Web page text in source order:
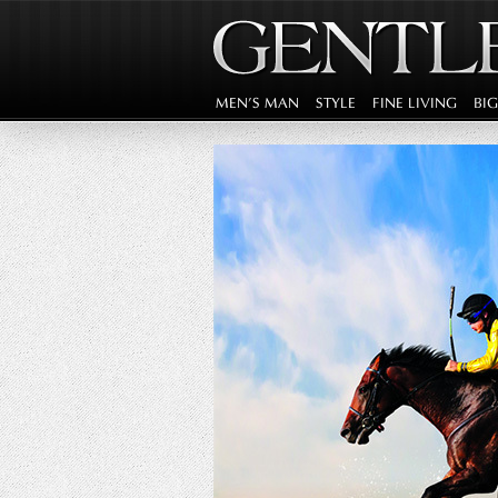
MEN'S MAN STYLE FINE LIVING